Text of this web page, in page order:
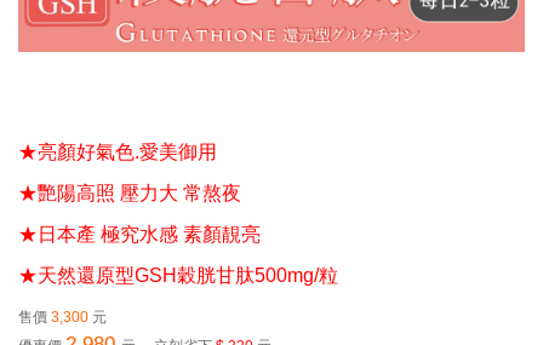
★亮顏好氣色.愛美御用
★艷陽高照 壓力大 常熬夜
★日本產 極究水感 素顏靚亮
★天然還原型GSH穀胱甘肽500mg/粒
售價 3,300 元